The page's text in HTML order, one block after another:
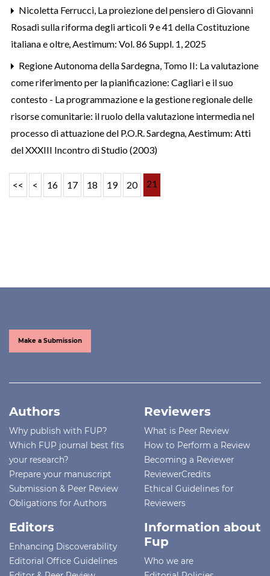
Nicoletta Ferrucci, La proiezione del pensiero di Giovanni
Rosadi sulla riforma degli articoli 9 e 41 della Costituzione
italiana e oltre,Aestimum: Vol. 86 Suppl. 1, 2025
Regione Autonoma della Sardegna, Tomo II: La valutazione
come riferimento per la pianificazione: Cagliari e il suo
contesto - La programmazione e la gestione regionale delle
risorse comunitarie: il ruolo della valutazione intermedia nel
processo di attuazione del P.O.R. Sardegna,Aestimum: Atti
del XXXIII Incontro di Studio (2003)
<< < 16 17 18 19 20 21
Make a Submission
Authors
Why publish with FUP?
Which FUP journal best fits
your research?
Prepare your manuscript
Submission & Peer Review
Obligations for Authors
Reviewers
What is Peer Review
How to Perform a Review
Becoming a Reviewer
ReviewerCredits
Ethical Guidelines for
Reviewers
Editors
Enhancing Discoverability
Editorial Office Guidelines
Information about
Fup
Who we are